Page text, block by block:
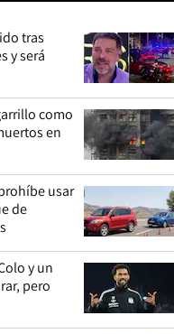
tras
y será
como
en
usar
de
y un
pero